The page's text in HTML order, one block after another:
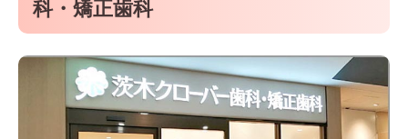
科・矯正歯科